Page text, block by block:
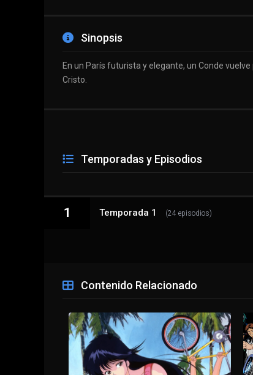
Sinopsis
En un París futurista y elegante, un Conde
Cristo.
Temporadas y Episodios
1 Temporada 1 (24 episodios)
1 - 1 Episodio 1
1 - 2 Episodio 2
1 - 3 Episodio 3
Contenido Relacionado